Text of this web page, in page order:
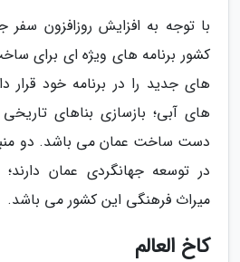
با توجه به افزایش روزافزون سفر
کشور برنامه های ویژه ای برای
های جدید را در برنامه خود
های آبی؛ بازسازی بناهای
دست ساخت عمان می باشد. دو
در توسعه جهانگردی عمان
میراث فرهنگی این کشور می باشد.
کاخ العالم